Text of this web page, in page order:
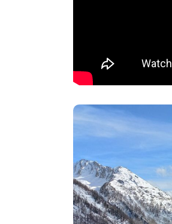
Ateliers
J’ai eu la chance de la
Tantra Blanc. Depuis
comprendre son
les enseignements de